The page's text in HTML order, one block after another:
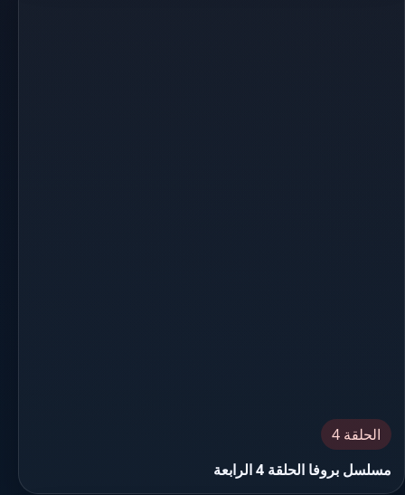
الحلقة 4
مسلسل بروفا الحلقة 4 الرابعة